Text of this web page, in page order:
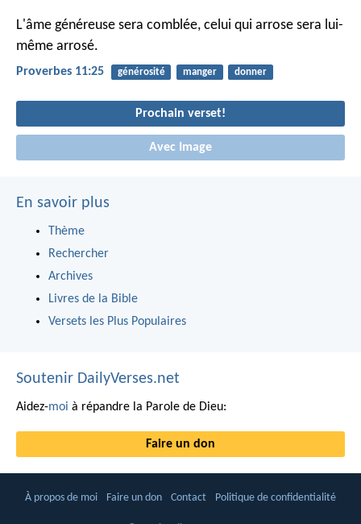
L'âme généreuse sera comblée, celui qui arrose sera lui-
même arrosé.
Proverbes 11:25 générosité manger donner
Prochain verset!
Avec Image
En savoir plus
Thème
Rechercher
Archives
Livres de la Bible
Versets les Plus Populaires
Soutenir DailyVerses.net
Aidez-moi à répandre la Parole de Dieu:
Faire un don
À propos de moi Faire un don Contact Politique de confidentialité